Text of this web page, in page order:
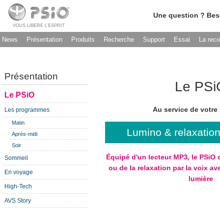
VOUS LIBERE L’ESPRIT
Une question ?
News Présentation Produits Recherche Support Essai La
Présentation
Le PSiO
Les programmes
Matin
Après-midi
Soir
Sommeil
En voyage
High-Tech
AVS Story
Le
Au service de votre
Lumino &
Équipé d'un lecteur MP3, le PSiO
ou de la relaxation par la voix
lumière